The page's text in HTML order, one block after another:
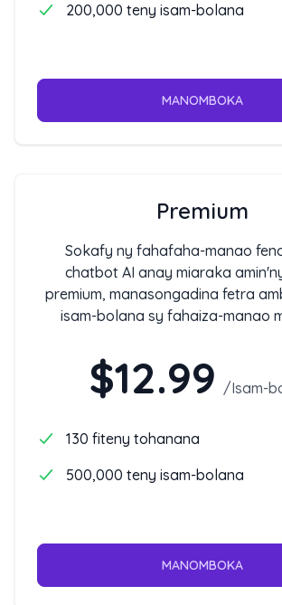
200,000 teny isam-bolana
MANOMBOKA
Premium
Sokafy ny fahafaha-manao
chatbot AI anay miaraka
premium, manasongadina fetra
isam-bolana sy fahaiza-manao
$12.99 /Isam-
130 fiteny tohanana
500,000 teny isam-bolana
MANOMBOKA